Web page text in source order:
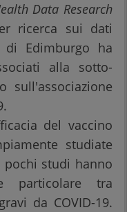
Data Research
ricerca sui dati
di Edimburgo ha
alla sotto-
sull'associazione
del vaccino
studiate
pochi studi hanno
particolare tra
da COVID-19.